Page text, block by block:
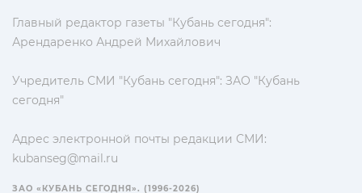
Главный редактор газеты "Кубань сегодня":
Арендаренко Андрей Михайлович
Учредитель СМИ "Кубань сегодня": ЗАО "Кубань
сегодня"
Адрес электронной почты редакции СМИ:
kubanseg@mail.ru
ЗАО «КУБАНЬ СЕГОДНЯ». (1996-2026)